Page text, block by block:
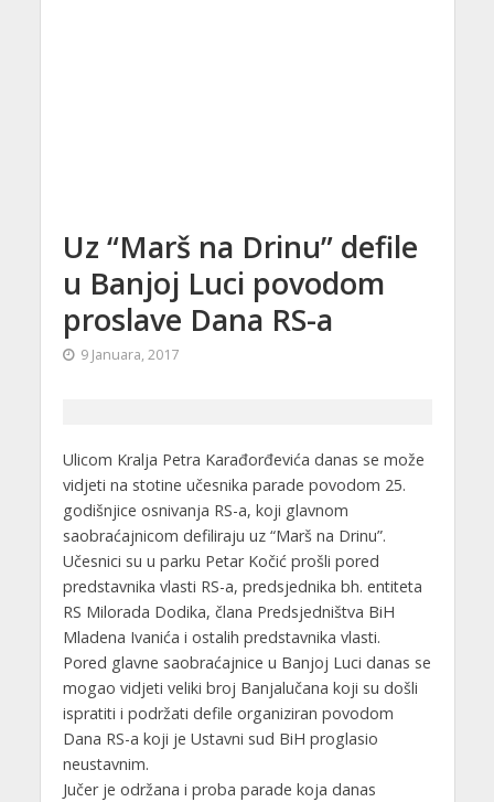
Uz “Marš na Drinu” defile
u Banjoj Luci povodom
proslave Dana RS-a
9 Januara, 2017
Ulicom Kralja Petra Karađorđevića danas se može
vidjeti na stotine učesnika parade povodom 25.
godišnjice osnivanja RS-a, koji glavnom
saobraćajnicom defiliraju uz “Marš na Drinu”.
Učesnici su u parku Petar Kočić prošli pored
predstavnika vlasti RS-a, predsjednika bh. entiteta
RS Milorada Dodika, člana Predsjedništva BiH
Mladena Ivanića i ostalih predstavnika vlasti.
Pored glavne saobraćajnice u Banjoj Luci danas se
mogao vidjeti veliki broj Banjalučana koji su došli
ispratiti i podržati defile organiziran povodom
Dana RS-a koji je Ustavni sud BiH proglasio
neustavnim.
Jučer je održana i proba parade koja danas